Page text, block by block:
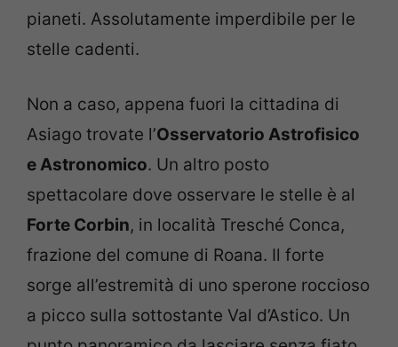
pianeti. Assolutamente imperdibile per le
stelle cadenti.
Non a caso, appena fuori la cittadina di
Asiago trovate l’Osservatorio Astrofisico
e Astronomico. Un altro posto
spettacolare dove osservare le stelle è al
Forte Corbin, in località Tresché Conca,
frazione del comune di Roana. Il forte
sorge all’estremità di uno sperone roccioso
a picco sulla sottostante Val d’Astico. Un